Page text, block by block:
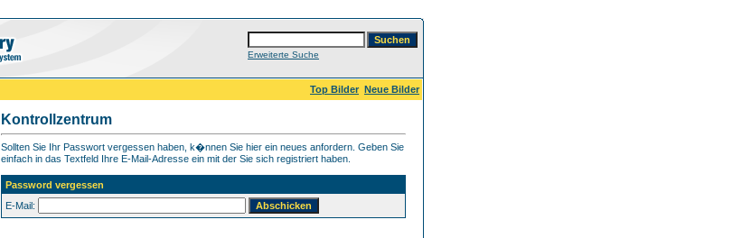
Erweiterte Suche
Top Bilder Neue Bilder
Kontrollzentrum
Sollten Sie Ihr Passwort vergessen haben, k�nnen Sie hier ein neues anfordern. Geben Sie
einfach in das Textfeld Ihre E-Mail-Adresse ein mit der Sie sich registriert haben.
Password vergessen
E-Mail: